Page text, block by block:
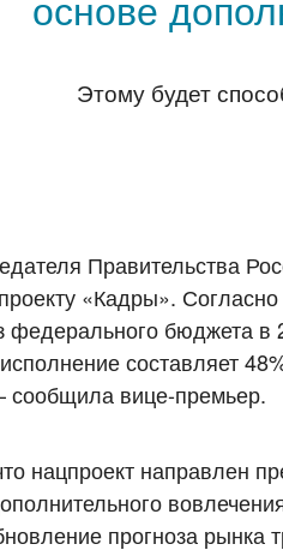
Этому будет
Правительства
«Кадры».
федерального бюджета
составляет
вице-премьер.
нацпроект направлен
прогноза рынка